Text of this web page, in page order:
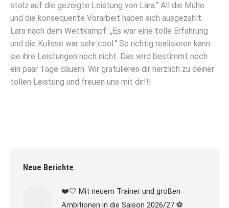
stolz auf die gezeigte Leistung von Lara.“ All die Mühe
und die konsequente Vorarbeit haben sich ausgezahlt.
Lara nach dem Wettkampf: „Es war eine tolle Erfahrung
und die Kulisse war sehr cool.“ So richtig realisieren kann
sie ihre Leistungen noch nicht. Das wird bestimmt noch
ein paar Tage dauern. Wir gratulieren dir herzlich zu deiner
tollen Leistung und freuen uns mit dir!!!
Neue Berichte
❤️🤍 Mit neuem Trainer und großen
Ambitionen in die Saison 2026/27 ⚽